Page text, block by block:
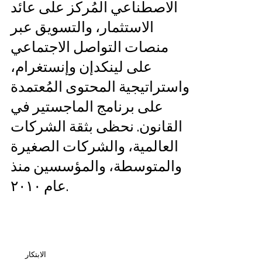
الاصطناعي المُركز على عائد
الاستثمار، والتسويق عبر
منصات التواصل الاجتماعي
على لينكدإن وإنستغرام،
واستراتيجية المحتوى المُعتمدة
على برنامج الماجستير في
القانون. نحظى بثقة الشركات
العالمية، والشركات الصغيرة
والمتوسطة، والمؤسسين منذ
عام ٢٠١٠.
الابتكار